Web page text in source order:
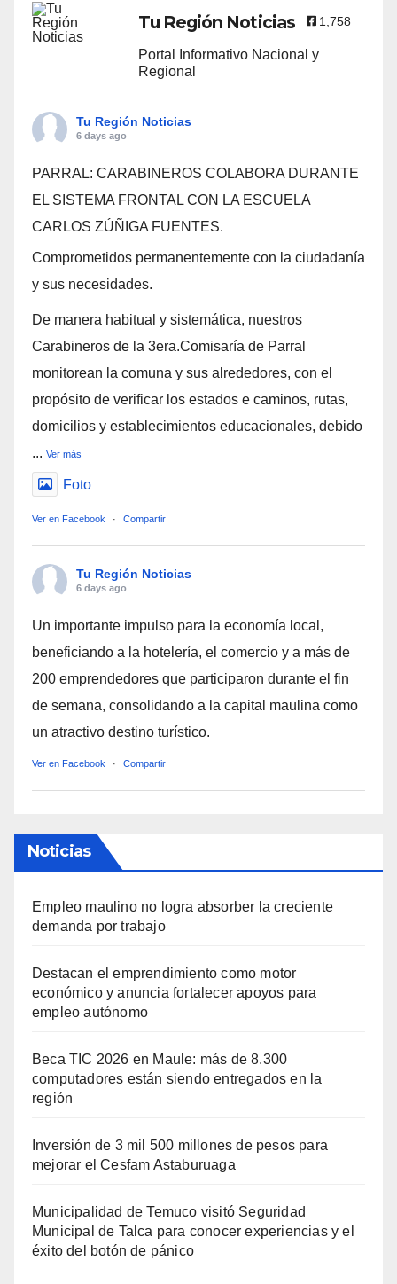
Tu Región Noticias 1,758
Portal Informativo Nacional y
Regional
Tu Región Noticias
6 days ago
PARRAL: CARABINEROS COLABORA DURANTE
EL SISTEMA FRONTAL CON LA ESCUELA
CARLOS ZÚÑIGA FUENTES.
Comprometidos permanentemente con la ciudadanía
y sus necesidades.
De manera habitual y sistemática, nuestros
Carabineros de la 3era.Comisaría de Parral
monitorean la comuna y sus alrededores, con el
propósito de verificar los estados e caminos, rutas,
domicilios y establecimientos educacionales, debido
... Ver más
Foto
Ver en Facebook · Compartir
Tu Región Noticias
6 days ago
Un importante impulso para la economía local,
beneficiando a la hotelería, el comercio y a más de
200 emprendedores que participaron durante el fin
de semana, consolidando a la capital maulina como
un atractivo destino turístico.
Ver en Facebook · Compartir
Noticias
Empleo maulino no logra absorber la creciente
demanda por trabajo
Destacan el emprendimiento como motor
económico y anuncia fortalecer apoyos para
empleo autónomo
Beca TIC 2026 en Maule: más de 8.300
computadores están siendo entregados en la
región
Inversión de 3 mil 500 millones de pesos para
mejorar el Cesfam Astaburuaga
Municipalidad de Temuco visitó Seguridad
Municipal de Talca para conocer experiencias y el
éxito del botón de pánico